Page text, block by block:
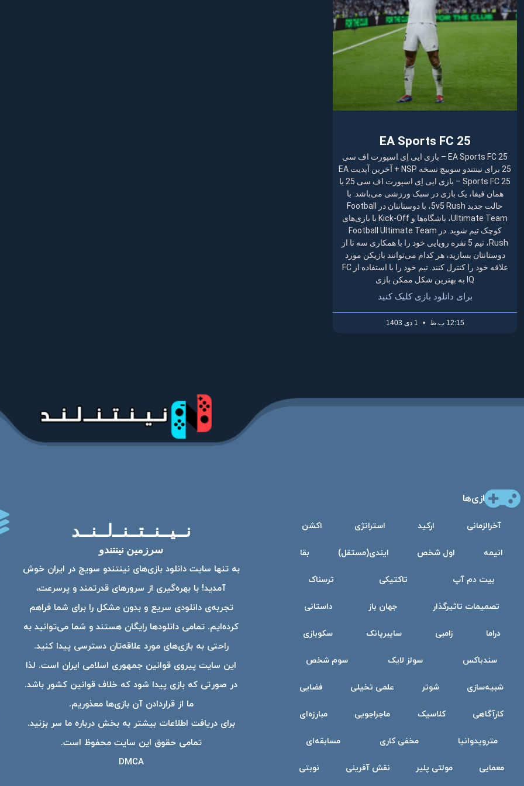
EA Sports FC 25
EA Sports FC 25 – بازی ایی اِی اسپورت اف سی
25 برای نینتندو سوییچ نسخه NSP + آخرین آپدیت EA
Sports FC 25 – بازی ایی اِی اسپورت اف سی 25 یا
همان فیفا، یک بازی در سبک ورزشی می‌باشد. با
حالت جدید 5v5 Rush، با دوستانتان در Football
Ultimate Team، باشگاه‌ها و Kick-Off با بازی‌های
کوچک تیم شوید. در Football Ultimate Team
Rush، تیم 5 نفره رویایی خود را با همکاری سه تا از
دوستانتان بسازید، هر کدام می‌توانند بازیکن مورد
علاقه خود را کنترل کنند. تیم خود را با استفاده از FC
IQ به بهترین شکل ممکن بازی
برای دانلود بازی کلیک کنید
12:15 ب.ظ
بازی‌ها
آخرالزمانی ارکید استراتژی اکشن
انیمه اول شخص ایندی(مستقل) بقا
بیت دم آپ تاکتیکی ترسناک
تصمیمات تاثیرگذار جهان باز داستانی
دراما زامبی سایبرپانک سکوبازی
سندباکس سولز لایک سوم شخص
شبیه‌سازی شوتر علمی تخیلی فضایی
کارآگاهی کلاسیک ماجراجویی مبارزه‌ای
مترویدوانیا مخفی کاری مسابقه‌ای
معمایی مولتی پلیر نقش آفرینی نوبتی
نــیــنــتــنــ‌لــنــد
سرزمین نینتندو
به تنها سایت دانلود بازی‌های نینتندو سویچ در ایران خوش
آمدید! با بهره‌گیری از سرورهای قدرتمند و پرسرعت،
تجربه‌ی دانلودی سریع و بدون مشکل را برای شما فراهم
کرده‌ایم. تمامی دانلودها رایگان هستند و شما می‌توانید به
راحتی به بازی‌های مورد علاقه‌تان دسترسی پیدا کنید.
این سایت پیروی قوانین جمهوری اسلامی ایران است. لذا
در صورتی که بازی پیدا شود که خلاف قوانین کشور باشد.
ما از قراردادن آن بازی‌ها معذوریم.
برای دریافت اطلاعات بیشتر به بخش درباره ما سر بزنید.
تمامی حقوق این سایت محفوظ است.
DMCA